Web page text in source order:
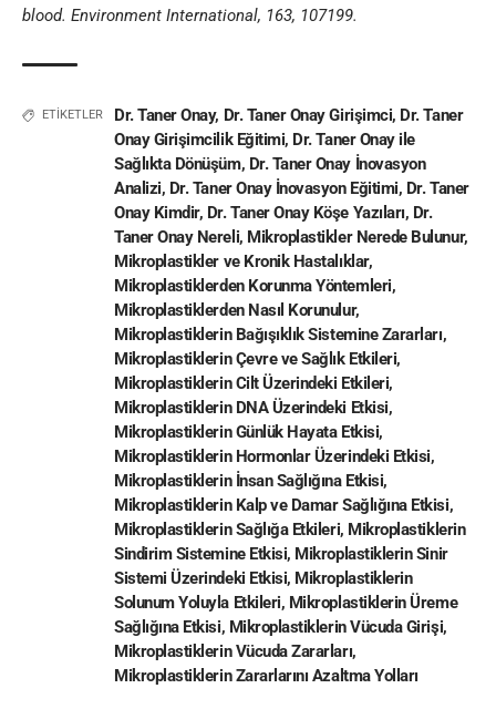
blood. Environment International, 163, 107199.
ETİKETLER Dr. Taner Onay, Dr. Taner Onay Girişimci, Dr. Taner
Onay Girişimcilik Eğitimi, Dr. Taner Onay ile
Sağlıkta Dönüşüm, Dr. Taner Onay İnovasyon
Analizi, Dr. Taner Onay İnovasyon Eğitimi, Dr. Taner
Onay Kimdir, Dr. Taner Onay Köşe Yazıları, Dr.
Taner Onay Nereli, Mikroplastikler Nerede Bulunur,
Mikroplastikler ve Kronik Hastalıklar,
Mikroplastiklerden Korunma Yöntemleri,
Mikroplastiklerden Nasıl Korunulur,
Mikroplastiklerin Bağışıklık Sistemine Zararları,
Mikroplastiklerin Çevre ve Sağlık Etkileri,
Mikroplastiklerin Cilt Üzerindeki Etkileri,
Mikroplastiklerin DNA Üzerindeki Etkisi,
Mikroplastiklerin Günlük Hayata Etkisi,
Mikroplastiklerin Hormonlar Üzerindeki Etkisi,
Mikroplastiklerin İnsan Sağlığına Etkisi,
Mikroplastiklerin Kalp ve Damar Sağlığına Etkisi,
Mikroplastiklerin Sağlığa Etkileri, Mikroplastiklerin
Sindirim Sistemine Etkisi, Mikroplastiklerin Sinir
Sistemi Üzerindeki Etkisi, Mikroplastiklerin
Solunum Yoluyla Etkileri, Mikroplastiklerin Üreme
Sağlığına Etkisi, Mikroplastiklerin Vücuda Girişi,
Mikroplastiklerin Vücuda Zararları,
Mikroplastiklerin Zararlarını Azaltma Yolları